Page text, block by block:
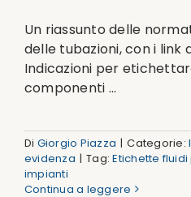
Un riassunto delle
delle tubazioni, con i link
Indicazioni per
componenti ...
Di Giorgio Piazza | Categorie:
evidenza | Tag:Etichette
impianti
Continua a leggere